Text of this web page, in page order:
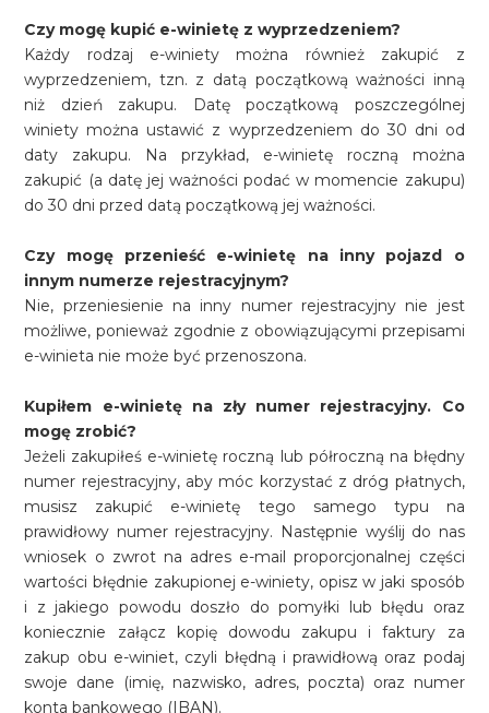
Czy mogę kupić e-winietę z wyprzedzeniem?
Każdy rodzaj e-winiety można również zakupić z
wyprzedzeniem, tzn. z datą początkową ważności inną
niż dzień zakupu. Datę początkową poszczególnej
winiety można ustawić z wyprzedzeniem do 30 dni od
daty zakupu. Na przykład, e-winietę roczną można
zakupić (a datę jej ważności podać w momencie zakupu)
do 30 dni przed datą początkową jej ważności.
Czy mogę przenieść e-winietę na inny pojazd o
innym numerze rejestracyjnym?
Nie, przeniesienie na inny numer rejestracyjny nie jest
możliwe, ponieważ zgodnie z obowiązującymi przepisami
e-winieta nie może być przenoszona.
Kupiłem e-winietę na zły numer rejestracyjny. Co
mogę zrobić?
Jeżeli zakupiłeś e-winietę roczną lub półroczną na błędny
numer rejestracyjny, aby móc korzystać z dróg płatnych,
musisz zakupić e-winietę tego samego typu na
prawidłowy numer rejestracyjny. Następnie wyślij do nas
wniosek o zwrot na adres e-mail proporcjonalnej części
wartości błędnie zakupionej e-winiety, opisz w jaki sposób
i z jakiego powodu doszło do pomyłki lub błędu oraz
koniecznie załącz kopię dowodu zakupu i faktury za
zakup obu e-winiet, czyli błędną i prawidłową oraz podaj
swoje dane (imię, nazwisko, adres, poczta) oraz numer
konta bankowego (IBAN).